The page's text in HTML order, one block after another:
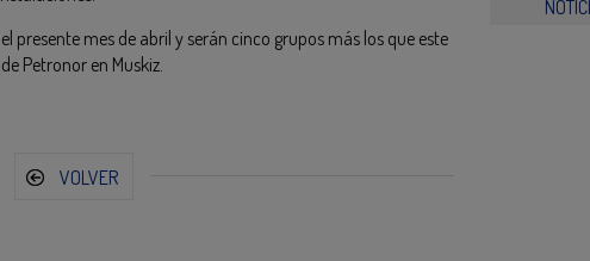
presente mes de abril y serán cinco grupos más los que este
Petronor en Muskiz.
VOLVER